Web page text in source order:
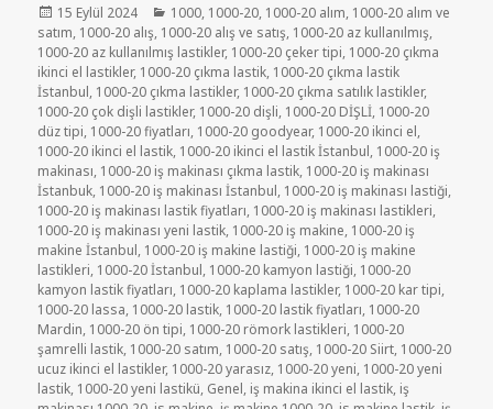
Yayın
tarihi
15 Eylül 2024 Kategoriler
1000, 1000-20, 1000-20 alım, 1000-20 alım ve
satım, 1000-20 alış, 1000-20 alış ve satış, 1000-20 az kullanılmış,
1000-20 az kullanılmış lastikler, 1000-20 çeker tipi, 1000-20 çıkma
ikinci el lastikler, 1000-20 çıkma lastik, 1000-20 çıkma lastik
İstanbul, 1000-20 çıkma lastikler, 1000-20 çıkma satılık lastikler,
1000-20 çok dişli lastikler, 1000-20 dişli, 1000-20 DİŞLİ, 1000-20
düz tipi, 1000-20 fiyatları, 1000-20 goodyear, 1000-20 ikinci el,
1000-20 ikinci el lastik, 1000-20 ikinci el lastik İstanbul, 1000-20 iş
makinası, 1000-20 iş makinası çıkma lastik, 1000-20 iş makinası
İstanbuk, 1000-20 iş makinası İstanbul, 1000-20 iş makinası lastiği,
1000-20 iş makinası lastik fiyatları, 1000-20 iş makinası lastikleri,
1000-20 iş makinası yeni lastik, 1000-20 iş makine, 1000-20 iş
makine İstanbul, 1000-20 iş makine lastiği, 1000-20 iş makine
lastikleri, 1000-20 İstanbul, 1000-20 kamyon lastiği, 1000-20
kamyon lastik fiyatları, 1000-20 kaplama lastikler, 1000-20 kar tipi,
1000-20 lassa, 1000-20 lastik, 1000-20 lastik fiyatları, 1000-20
Mardin, 1000-20 ön tipi, 1000-20 römork lastikleri, 1000-20
şamrelli lastik, 1000-20 satım, 1000-20 satış, 1000-20 Siirt, 1000-20
ucuz ikinci el lastikler, 1000-20 yarasız, 1000-20 yeni, 1000-20 yeni
lastik, 1000-20 yeni lastikü, Genel, iş makina ikinci el lastik, iş